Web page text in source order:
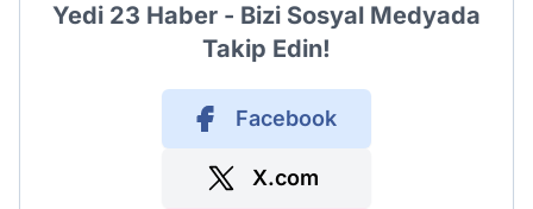
Yedi 23 Haber - Bizi Sosyal Medyada
Takip Edin!
Facebook
X.com